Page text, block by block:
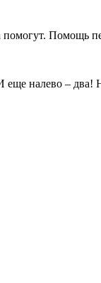
Помощь
налево – два!